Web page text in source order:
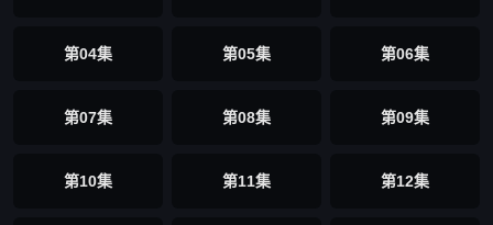
第04集 第05集 第06集
第07集 第08集 第09集
第10集 第11集 第12集